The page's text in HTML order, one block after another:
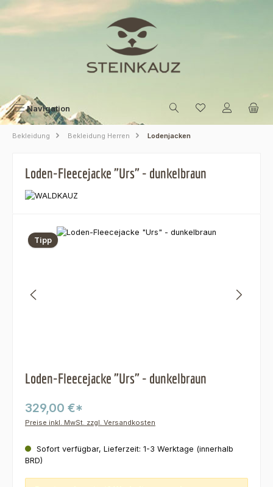
Zum Hauptinhalt springen
Navigation
Bekleidung Bekleidung Herren Lodenjacken
Loden-Fleecejacke "Urs" - dunkelbraun
Bildergalerie überspringen
Tipp
Loden-Fleecejacke "Urs" - dunkelbraun
329,00 €*
Preise inkl. MwSt. zzgl. Versandkosten
Sofort verfügbar, Lieferzeit: 1-3 Werktage (innerhalb
BRD)